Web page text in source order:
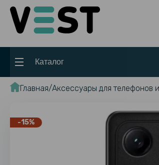
Каталог
Главная Аксессуары для телефонов
-15%